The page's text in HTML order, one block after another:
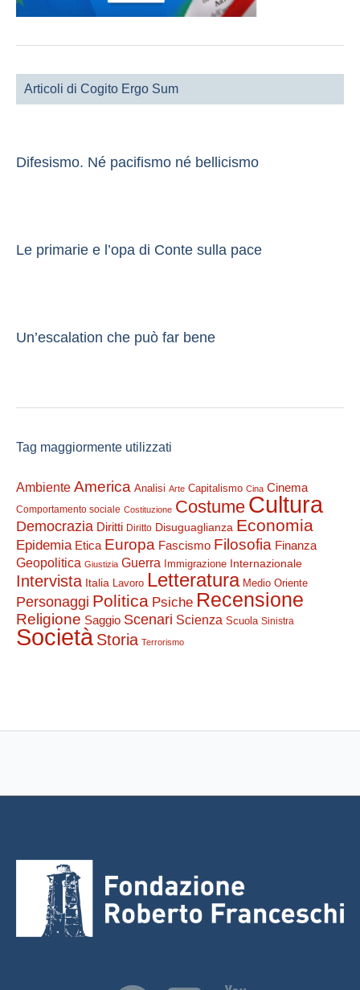
Articoli di Cogito Ergo Sum
Difesismo. Né pacifismo né bellicismo
Le primarie e l’opa di Conte sulla pace
Un’escalation che può far bene
Tag maggiormente utilizzati
Ambiente America Analisi Arte Capitalismo Cina Cinema
Comportamento sociale Costituzione Costume Cultura
Democrazia Diritti Diritto Disuguaglianza Economia
Epidemia Etica Europa Fascismo Filosofia Finanza
Geopolitica Giustizia Guerra Immigrazione Internazionale
Intervista Italia Lavoro Letteratura Medio Oriente
Personaggi Politica Psiche Recensione
Religione Saggio Scenari Scienza Scuola Sinistra
Società Storia Terrorismo